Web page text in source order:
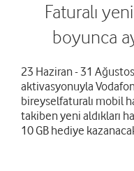
Faturalı
boyunca
23 Haziran - 31
aktivasyonuyla
bireyselfaturalı mobil
takiben yeni aldıkları
10 GB hediye